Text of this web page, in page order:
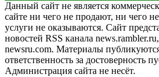
Данный сайт не является
сайте ни чего не продают, ни чего
услуги не оказываются. Сайт
новостей RSS канала
newsru.com. Материалы
ответственность за достоверность
Администрация сайта не несёт.